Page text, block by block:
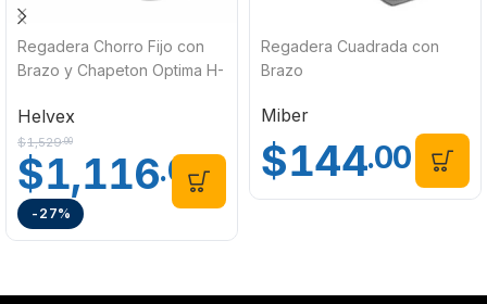
Regadera Chorro Fijo con
Brazo y Chapeton Optima H-
Helvex
$1,529.00
$1,116.00
-27%
Regadera Cuadrada con
Brazo
Miber
$144.00